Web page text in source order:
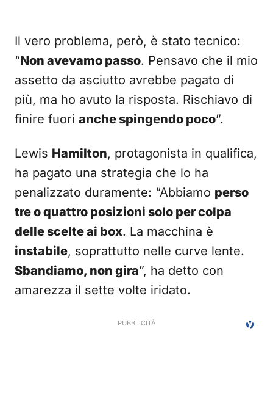
Il vero problema, però, è stato tecnico:
“Non avevamo passo. Pensavo che il mio
assetto da asciutto avrebbe pagato di
più, ma ho avuto la risposta. Rischiavo di
finire fuori anche spingendo poco”.
Lewis Hamilton, protagonista in qualifica,
ha pagato una strategia che lo ha
penalizzato duramente: “Abbiamo perso
tre o quattro posizioni solo per colpa
delle scelte ai box. La macchina è
instabile, soprattutto nelle curve lente.
Sbandiamo, non gira”, ha detto con
amarezza il sette volte iridato.